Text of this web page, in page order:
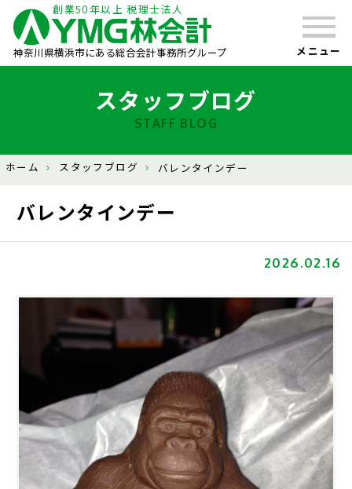
創業50年以上 税理士法人
神奈川県横浜市にある総合会計事務所グループ メニュー
スタッフブログ
STAFF BLOG
ホーム スタッフブログ バレンタインデー
バレンタインデー
2026.02.16